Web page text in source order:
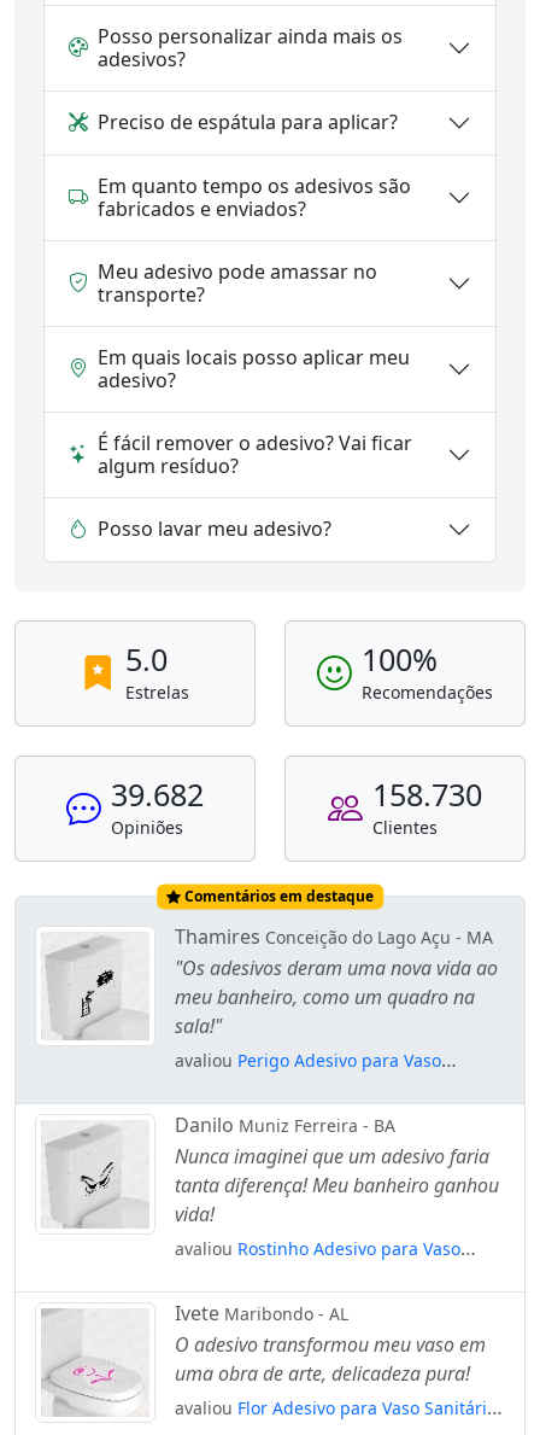
Posso personalizar ainda mais os
adesivos?
Preciso de espátula para aplicar?
Em quanto tempo os adesivos são
fabricados e enviados?
Meu adesivo pode amassar no
transporte?
Em quais locais posso aplicar meu
adesivo?
É fácil remover o adesivo? Vai ficar
algum resíduo?
Posso lavar meu adesivo?
5.0
Estrelas
100%
Recomendações
39.682
Opiniões
158.730
Clientes
Comentários em destaque
Thamires Conceição do Lago Açu - MA
"Os adesivos deram uma nova vida ao
meu banheiro, como um quadro na
sala!"
avaliou Perigo Adesivo para Vaso
Danilo Muniz Ferreira - BA
Nunca imaginei que um adesivo faria
tanta diferença! Meu banheiro ganhou
vida!
avaliou Rostinho Adesivo para Vaso
Ivete Maribondo - AL
O adesivo transformou meu vaso em
uma obra de arte, delicadeza pura!
avaliou Flor Adesivo para Vaso Sanitário